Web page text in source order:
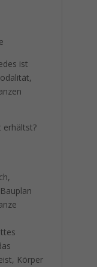
ist
erhältst?
Körper